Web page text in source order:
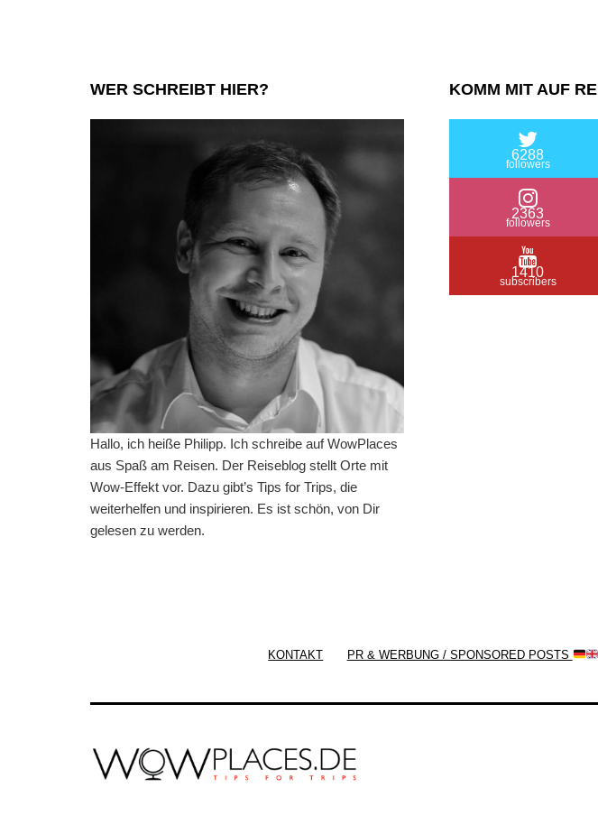
WER SCHREIBT HIER?
Hallo, ich heiße Philipp. Ich schreibe auf WowPlaces
aus Spaß am Reisen. Der Reiseblog stellt Orte mit
Wow-Effekt vor. Dazu gibt’s Tips for Trips, die
weiterhelfen und inspirieren. Es ist schön, von Dir
gelesen zu werden.
KOMM MIT AUF
6288
followers
2363
followers
1410
subscribers
KONTAKT PR & WERBUNG / SPONSORED POSTS